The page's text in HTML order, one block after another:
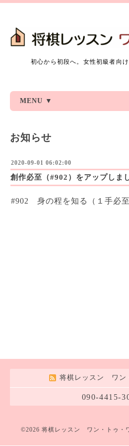
初心から初段へ。女性初級者向
MENU ▼
お知らせ
2020-09-01 06:02:00
創作必至（#902）をアップしま
#902 身の程を知る（１手必至
将棋レッスン ワン
090-4415-
©2026 将棋レッスン ワン・トゥ・